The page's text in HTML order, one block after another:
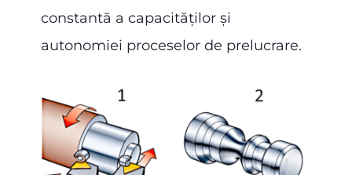
constantă a capacităților și
autonomiei proceselor de prelucrare.